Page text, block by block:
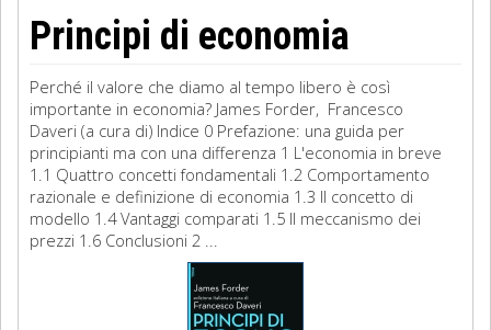
Principi di economia
Perché il valore che diamo al tempo libero è così
importante in economia? James Forder, Francesco
Daveri (a cura di) Indice 0 Prefazione: una guida per
principianti ma con una differenza 1 L'economia in breve
1.1 Quattro concetti fondamentali 1.2 Comportamento
razionale e definizione di economia 1.3 Il concetto di
modello 1.4 Vantaggi comparati 1.5 Il meccanismo dei
prezzi 1.6 Conclusioni 2 ...